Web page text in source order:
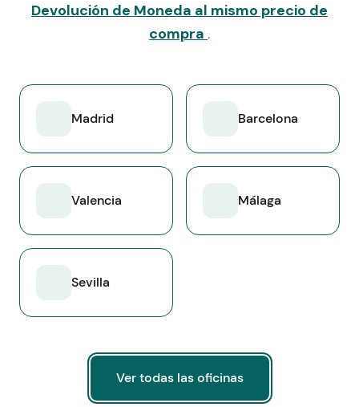
Devolución de Moneda al mismo precio de
compra .
Madrid Barcelona
Valencia Málaga
Sevilla
Ver todas las oficinas
Ver todas las oficinas